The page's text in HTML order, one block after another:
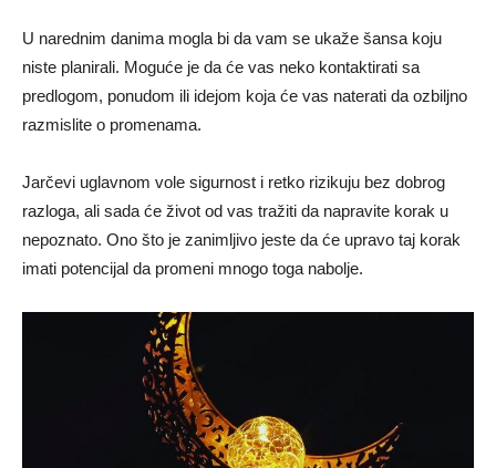
U narednim danima mogla bi da vam se ukaže šansa koju
niste planirali. Moguće je da će vas neko kontaktirati sa
predlogom, ponudom ili idejom koja će vas naterati da ozbiljno
razmislite o promenama.
Jarčevi uglavnom vole sigurnost i retko rizikuju bez dobrog
razloga, ali sada će život od vas tražiti da napravite korak u
nepoznato. Ono što je zanimljivo jeste da će upravo taj korak
imati potencijal da promeni mnogo toga nabolje.